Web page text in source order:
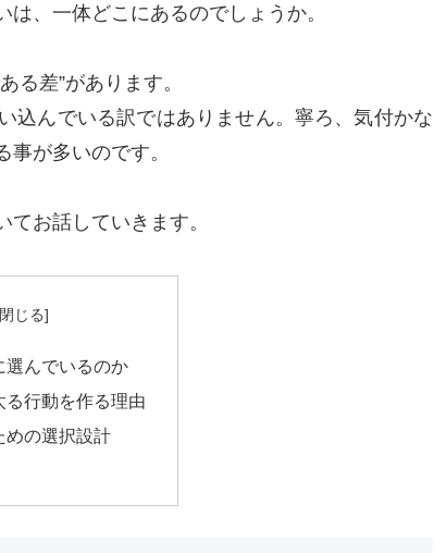
、一体どこにあるのでしょうか。
る差”があります。
込んでいる訳ではありません。寧ろ、気付かな
が多いのです。
てお話していきます。
選んでいるのか
行動を作る理由
めの選択設計